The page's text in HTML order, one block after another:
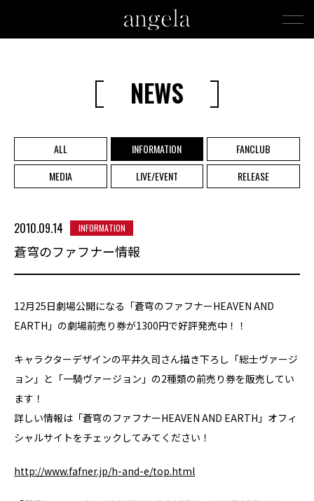
NEWS
ALL INFORMATION
FANCLUB
MEDIA
LIVE/EVENT RELEASE
2010.09.14 INFORMATION
蒼穹のファフナー情報
12月25日劇場公開になる「蒼穹のファフナーHEAVEN AND
EARTH」の劇場前売り券が1300円で好評発売中！！
キャラクターデザインの平井久司さん描き下ろし「総士ヴァージ
ョン」と「一騎ヴァージョン」の2種類の前売り券を販売してい
ます！
詳しい情報は「蒼穹のファフナーHEAVEN AND EARTH」オフィ
シャルサイトをチェックしてみてください！
http://www.fafner.jp/h-and-e/top.html